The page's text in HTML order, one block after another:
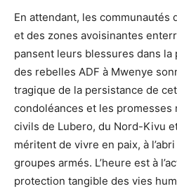
En attendant, les communautés
et des zones avoisinantes
pansent leurs blessures dans la
des rebelles ADF à Mwenye
tragique de la persistance de
condoléances et les promesses
civils de Lubero, du Nord-Kivu
méritent de vivre en paix, à
groupes armés. L’heure est à
protection tangible des vies